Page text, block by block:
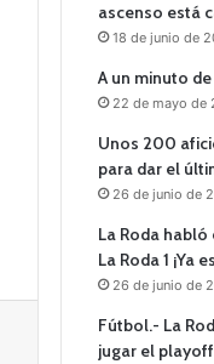
ascenso está
18 de junio de
A un minuto
22 de mayo de
Unos 200
para dar el
26 de junio de
La Roda
La Roda 1 ¡Ya
26 de junio de
Fútbol.- La
jugar el